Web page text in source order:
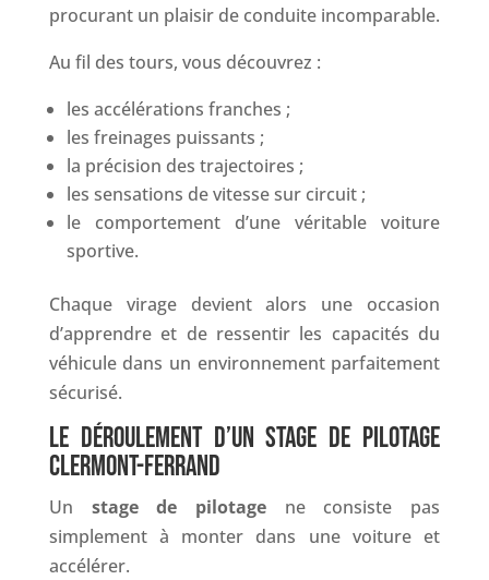
procurant un plaisir de conduite incomparable.
Au fil des tours, vous découvrez :
les accélérations franches ;
les freinages puissants ;
la précision des trajectoires ;
les sensations de vitesse sur circuit ;
le comportement d’une véritable voiture
sportive.
Chaque virage devient alors une occasion
d’apprendre et de ressentir les capacités du
véhicule dans un environnement parfaitement
sécurisé.
LE DÉROULEMENT D’UN STAGE DE PILOTAGE
CLERMONT-FERRAND
Un stage de pilotage ne consiste pas
simplement à monter dans une voiture et
accélérer.